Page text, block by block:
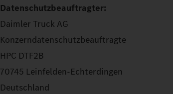
Datenschutzbeauftragter:
Daimler Truck AG
Konzerndatenschutzbeauftragte
HPC DTF2B
70745 Leinfelden-Echterdingen
Deutschland